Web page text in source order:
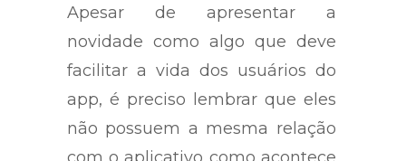
Apesar de apresentar a
novidade como algo que deve
facilitar a vida dos usuários do
app, é preciso lembrar que eles
não possuem a mesma relação